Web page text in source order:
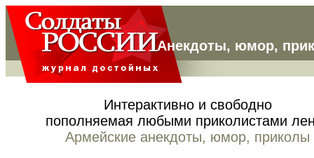
Анекдоты, юмор,
Интерактивно и свободно
пополняемая любыми приколистами
Армейские анекдоты, юмор, приколы